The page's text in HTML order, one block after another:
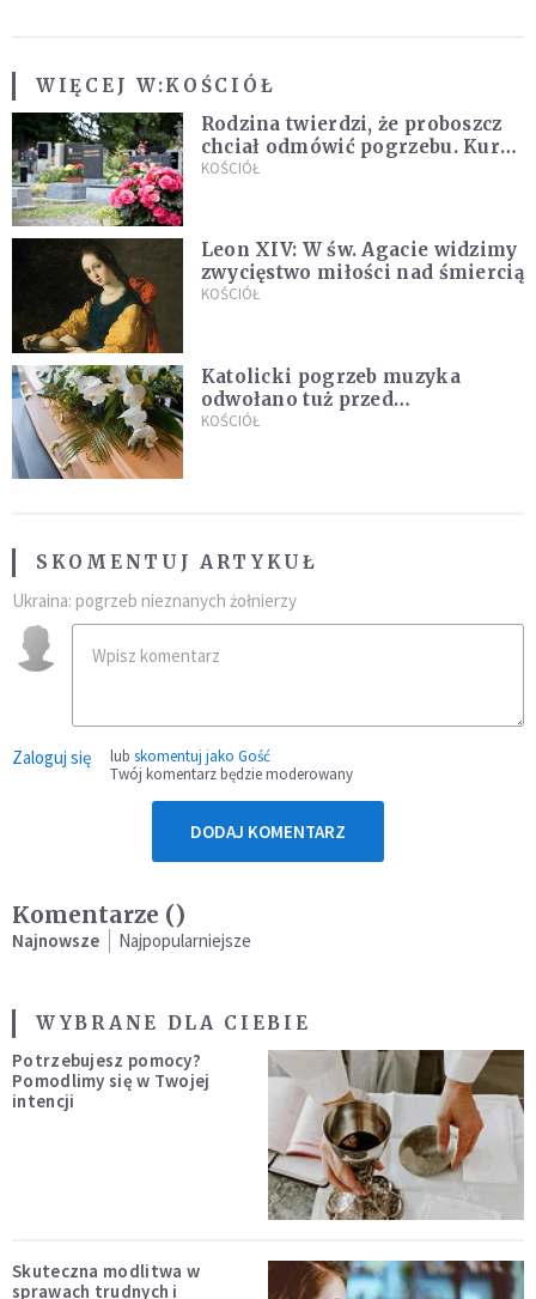
WIĘCEJ W:KOŚCIÓŁ
Rodzina twierdzi, że proboszcz
chciał odmówić pogrzebu. Kuria
zapowiada wyjaśnienia
KOŚCIÓŁ
Leon XIV: W św. Agacie widzimy
zwycięstwo miłości nad śmiercią
KOŚCIÓŁ
Katolicki pogrzeb muzyka
odwołano tuż przed
uroczystością. Powodem była
KOŚCIÓŁ
SKOMENTUJ ARTYKUŁ
Ukraina: pogrzeb nieznanych żołnierzy
Zaloguj się lub skomentuj jako Gość
Twój komentarz będzie moderowany
DODAJ KOMENTARZ
Komentarze ()
Najnowsze Najpopularniejsze
WYBRANE DLA CIEBIE
Potrzebujesz pomocy?
Pomodlimy się w Twojej
intencji
Skuteczna modlitwa w
sprawach trudnych i